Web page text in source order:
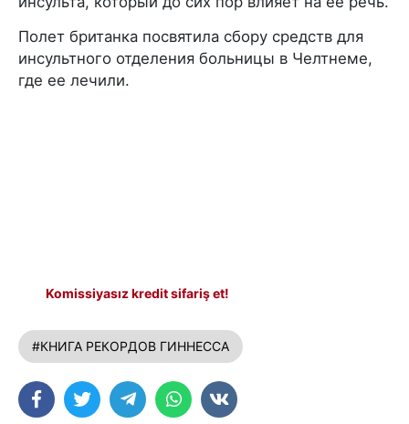
Полет британка посвятила сбору средств для
инсультного отделения больницы в Челтнеме,
где ее лечили.
Komissiyasız kredit sifariş et!
#КНИГА РЕКОРДОВ ГИННЕССА